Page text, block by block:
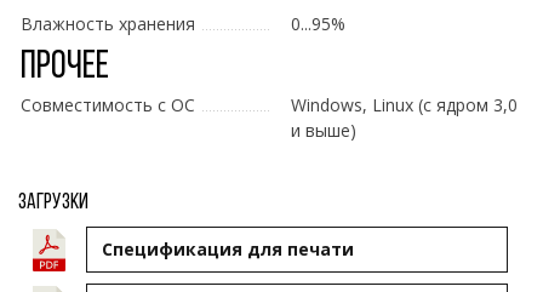
Влажность хранения
0...95%
Прочее
Совместимость с ОС
Windows, Linux (с ядром 3,0
и выше)
Загрузки
Cпецификация для печати